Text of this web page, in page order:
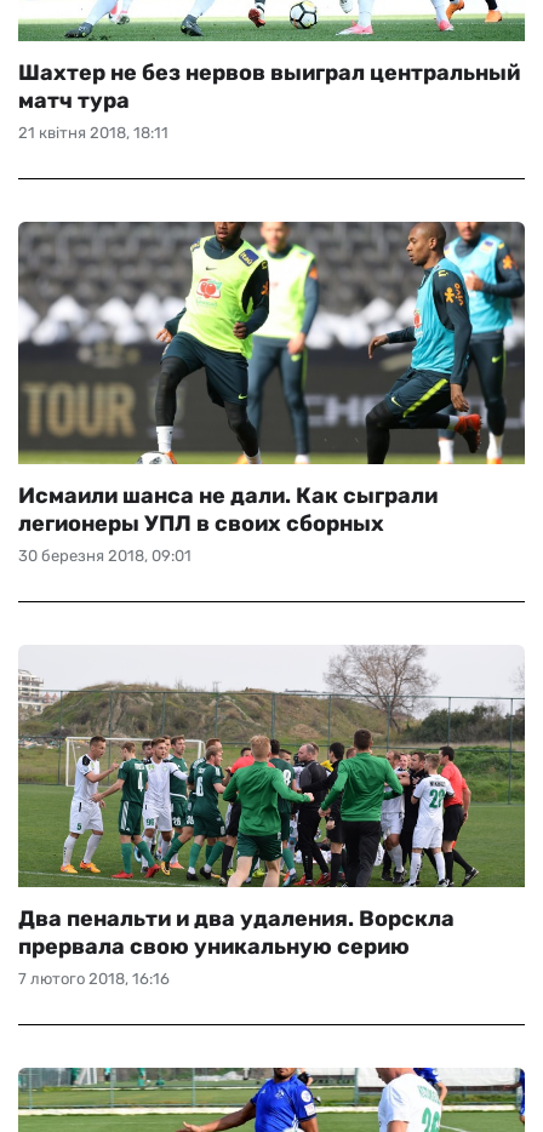
21 квітня 2018, 18:11
Шахтер не без нервов выиграл центральный
матч тура
30 березня 2018, 09:01
Исмаили шанса не дали. Как сыграли
легионеры УПЛ в своих сборных
7 лютого 2018, 16:16
Два пенальти и два удаления. Ворскла
прервала свою уникальную серию